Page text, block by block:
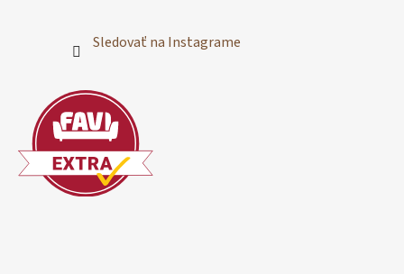
Sledovať na Instagrame